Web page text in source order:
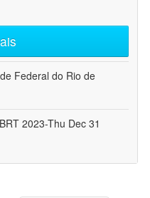
Federal do Rio de
2023-Thu Dec 31